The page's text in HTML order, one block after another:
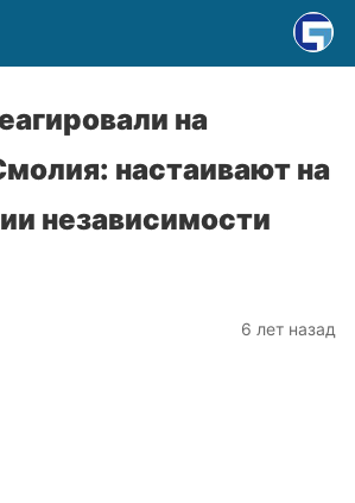
на
настаивают на
независимости
6 лет назад